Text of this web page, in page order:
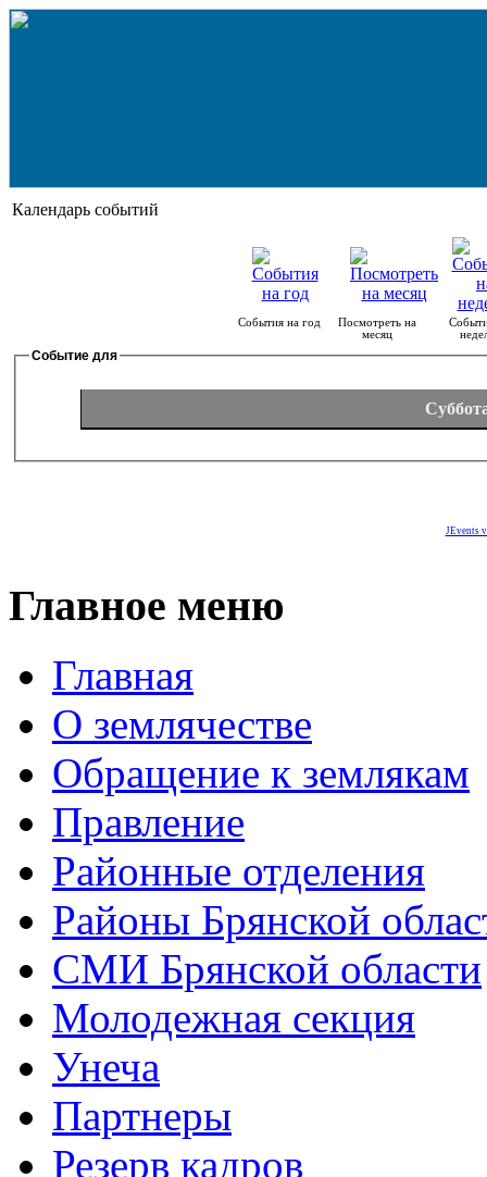
Календарь событий
События на год
Посмотреть на
месяц
Событие для
JEvents
Главное меню
Главная
О землячестве
Обращение к землякам
Правление
Районные отделения
Районы Брянской
СМИ Брянской области
Молодежная секция
Унеча
Партнеры
Резерв кадров